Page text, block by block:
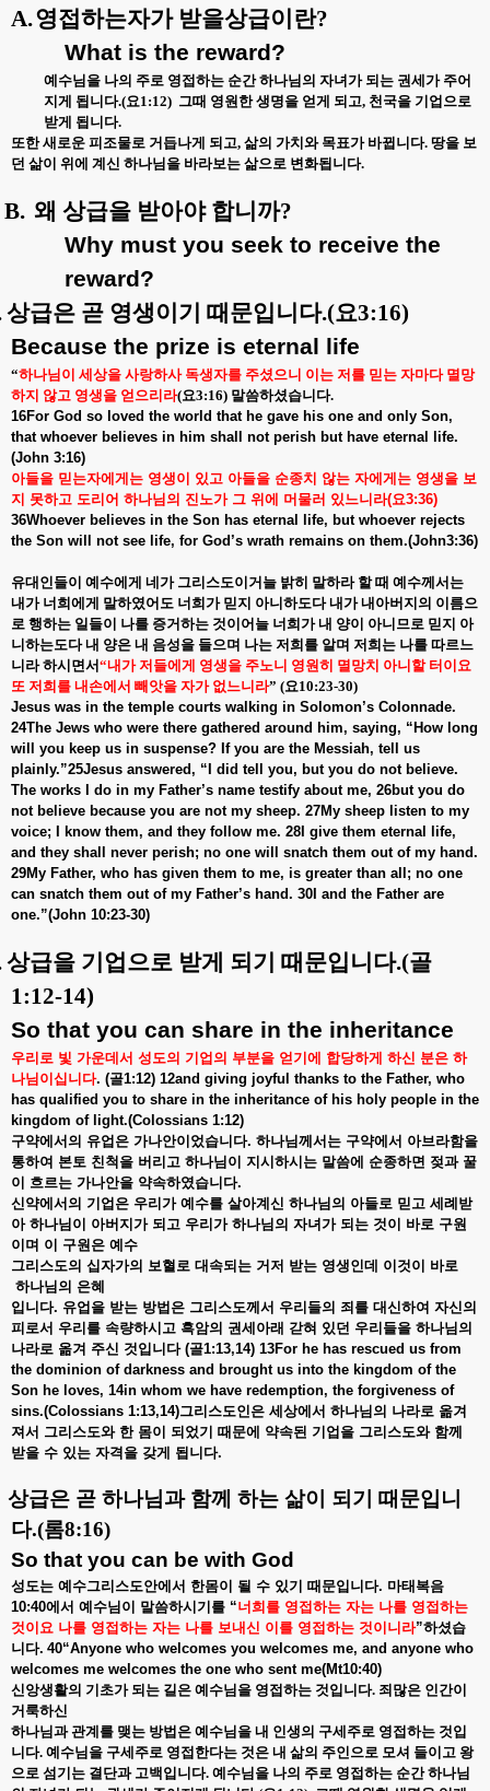
A.영접하는자가 받을상급이란?
What is the reward?
예수님을 나의 주로 영접하는 순간 하나님의 자녀가 되는 권세가 주어
지게 됩니다.(요1:12) 그때 영원한 생명을 얻게 되고, 천국을 기업으로
받게 됩니다.
또한 새로운 피조물로 거듭나게 되고, 삶의 가치와 목표가 바뀝니다. 땅을 보
던 삶이 위에 계신 하나님을 바라보는 삶으로 변화됩니다.
B. 왜 상급을 받아야 합니까?
Why must you seek to receive the
reward?
상급은 곧 영생이기 때문입니다.(요3:16)
Because the prize is eternal life
“하나님이 세상을 사랑하사 독생자를 주셨으니 이는 저를 믿는 자마다 멸망
하지 않고 영생을 얻으리라(요3:16) 말씀하셨습니다.
16For God so loved the world that he gave his one and only Son,
that whoever believes in him shall not perish but have eternal life.
(John 3:16)
아들을 믿는자에게는 영생이 있고 아들을 순종치 않는 자에게는 영생을 보
지 못하고 도리어 하나님의 진노가 그 위에 머물러 있느니라(요3:36)
36Whoever believes in the Son has eternal life, but whoever rejects
the Son will not see life, for God’s wrath remains on them.(John3:36)
유대인들이 예수에게 네가 그리스도이거늘 밝히 말하라 할 때 예수께서는
내가 너희에게 말하였어도 너희가 믿지 아니하도다 내가 내아버지의 이름으
로 행하는 일들이 나를 증거하는 것이어늘 너희가 내 양이 아니므로 믿지 아
니하는도다 내 양은 내 음성을 들으며 나는 저희를 알며 저희는 나를 따르느
니라 하시면서 “내가 저들에게 영생을 주노니 영원히 멸망치 아니할 터이요
또 저희를 내손에서 빼앗을 자가 없느니라” (요10:23-30)
Jesus was in the temple courts walking in Solomon’s Colonnade.
24The Jews who were there gathered around him, saying, “How long
will you keep us in suspense? If you are the Messiah, tell us
plainly.”25Jesus answered, “I did tell you, but you do not believe.
The works I do in my Father’s name testify about me, 26but you do
not believe because you are not my sheep. 27My sheep listen to my
voice; I know them, and they follow me. 28I give them eternal life,
and they shall never perish; no one will snatch them out of my hand.
29My Father, who has given them to me, is greater than all; no one
can snatch them out of my Father’s hand. 30I and the Father are
one.”(John 10:23-30)
상급을 기업으로 받게 되기 때문입니다.(골
1:12-14)
So that you can share in the inheritance
우리로 빛 가운데서 성도의 기업의 부분을 얻기에 합당하게 하신 분은 하
나님이십니다. (골1:12) 12and giving joyful thanks to the Father, who
has qualified you to share in the inheritance of his holy people in the
kingdom of light.(Colossians 1:12)
구약에서의 유업은 가나안이었습니다. 하나님께서는 구약에서 아브라함을
통하여 본토 친척을 버리고 하나님이 지시하시는 말씀에 순종하면 젖과 꿀
이
흐르는 가나안을 약속하였습니다.
신약에서의 기업은 우리가 예수를 살아계신 하나님의 아들로 믿고 세례받
아 하나님이 아버지가 되고 우리가 하나님의 자녀가 되는 것이 바로 구원
이며 이 구원은 예수
그리스도의 십자가의 보혈로 대속되는 거저 받는 영생인데 이것이
바로
하나님의 은혜
입니다. 유업을 받는 방법은 그리스도께서 우리들의 죄를 대신하여 자신의
피로서 우리를 속량하시고 흑암의 권세아래 갇혀 있던 우리들을 하나님의
나라로 옮겨 주신 것입니다 (골1:13,14) 13For he has rescued us from
the dominion of darkness and brought us into the kingdom of the
Son he loves, 14in whom we have redemption, the forgiveness of
sins.(Colossians 1:13,14)그리스도인은 세상에서 하나님의 나라로 옮겨
져서 그리스도와 한 몸이 되었기 때문에 약속된 기업을 그리스도와 함께
받을 수 있는 자격을 갖게 됩니다.
상급은 곧 하나님과 함께 하는 삶이 되기 때문입니
다.(롬8:16)
So that you can be with God
성도는 예수그리스도안에서 한몸이 될 수 있기 때문입니다. 마태복음
10:40에서 예수님이 말씀하시기를 “너희를 영접하는 자는 나를 영접하는
것이요 나를 영접하는 자는 나를 보내신 이를 영접하는 것이니라”하셨습
니다. 40“Anyone who welcomes you welcomes me, and anyone who
welcomes me welcomes the one who sent me(Mt10:40)
신앙생활의 기초가 되는 길은 예수님을 영접하는 것입니다. 죄많은 인간이
거룩하신
하나님과 관계를 맺는 방법은 예수님을 내 인생의 구세주로 영접하는 것입
니다. 예수님을 구세주로 영접한다는 것은 내 삶의 주인으로 모셔 들이고 왕
으로 섬기는 결단과 고백입니다. 예수님을 나의 주로 영접하는 순간 하나님